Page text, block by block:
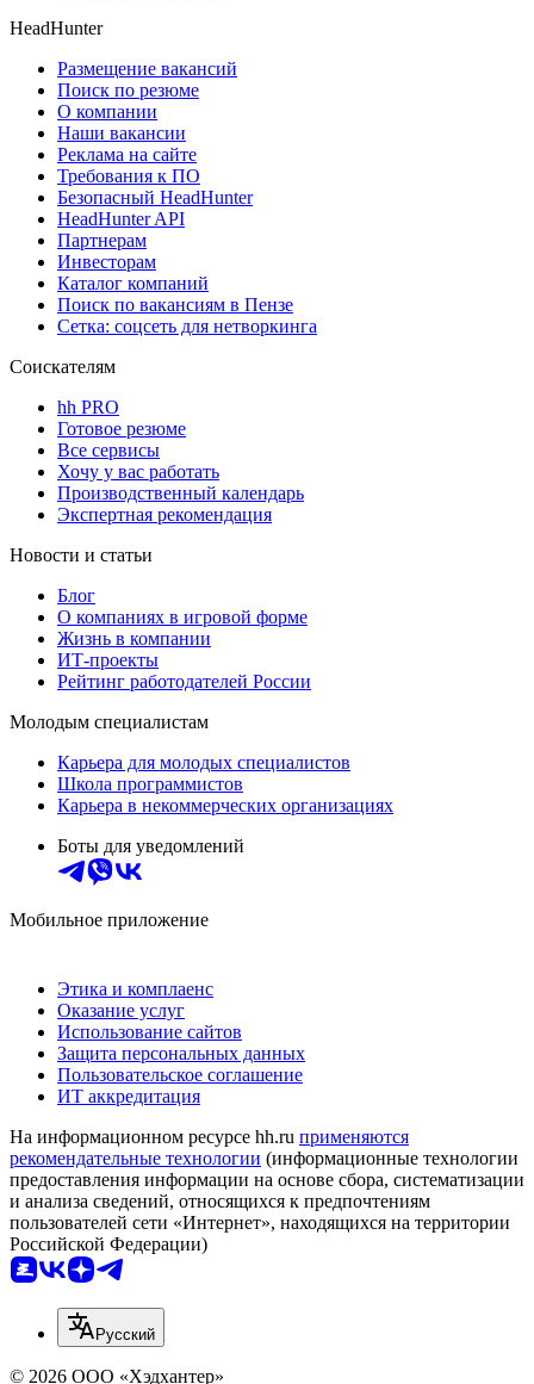
HeadHunter
Размещение вакансий
Поиск по резюме
О компании
Наши вакансии
Реклама на сайте
Требования к ПО
Безопасный HeadHunter
HeadHunter API
Партнерам
Инвесторам
Каталог компаний
Поиск по вакансиям в Пензе
Сетка: соцсеть для нетворкинга
Соискателям
hh PRO
Готовое резюме
Все сервисы
Хочу у вас работать
Производственный календарь
Экспертная рекомендация
Новости и статьи
Блог
О компаниях в игровой форме
Жизнь в компании
ИТ-проекты
Рейтинг работодателей России
Молодым специалистам
Карьера для молодых специалистов
Школа программистов
Карьера в некоммерческих организациях
Боты для уведомлений
Мобильное приложение
Этика и комплаенс
Оказание услуг
Использование сайтов
Защита персональных данных
Пользовательское соглашение
ИТ аккредитация
На информационном ресурсе hh.ru применяются
рекомендательные технологии (информационные технологии
предоставления информации на основе сбора, систематизации
и анализа сведений, относящихся к предпочтениям
пользователей сети «Интернет», находящихся на территории
Российской Федерации)
Русский
© 2026 ООО «Хэдхантер»